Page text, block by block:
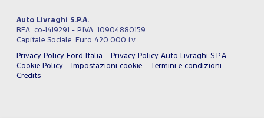
Auto Livraghi S.P.A.
REA: co-1419291 - P.IVA: 10904880159
Capitale Sociale: Euro 420.000 i.v.
Privacy Policy Ford Italia
Privacy Policy Auto Livraghi S.P.A.
Cookie Policy
Impostazioni cookie
Termini e condizioni
Credits